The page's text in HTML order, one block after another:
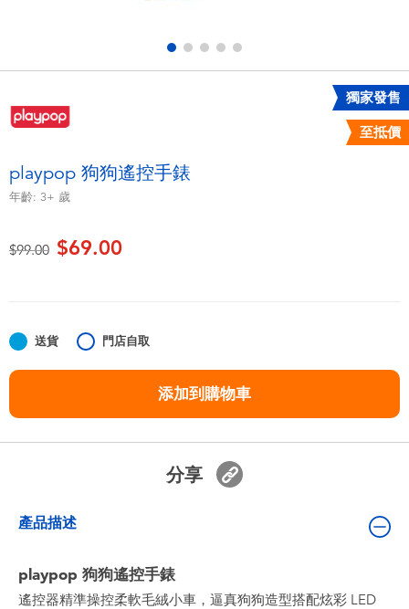
毛毛公仔玩具
夏日用品
任天堂 Switch
獨家發售
至抵價
playpop 狗狗遙控手錶
年齡: 3+ 歲
價格從
$99.00至$69.00
送貨 門店自取
添加到購物車
分享
產品描述
playpop 狗狗遙控手錶
遙控器精準操控柔軟毛絨小車，逼真狗狗造型搭配炫彩 LED